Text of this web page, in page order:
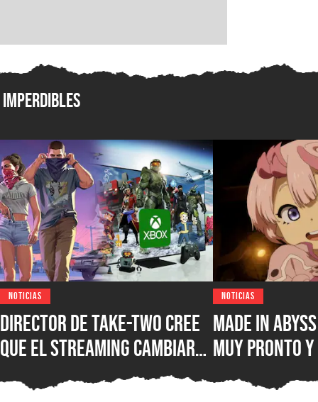
Imperdibles
NOTICIAS
Director de Take-Two cree
que el streaming cambiará
para siempre los
NOTICIAS
Made in
muy pronto
ventana de